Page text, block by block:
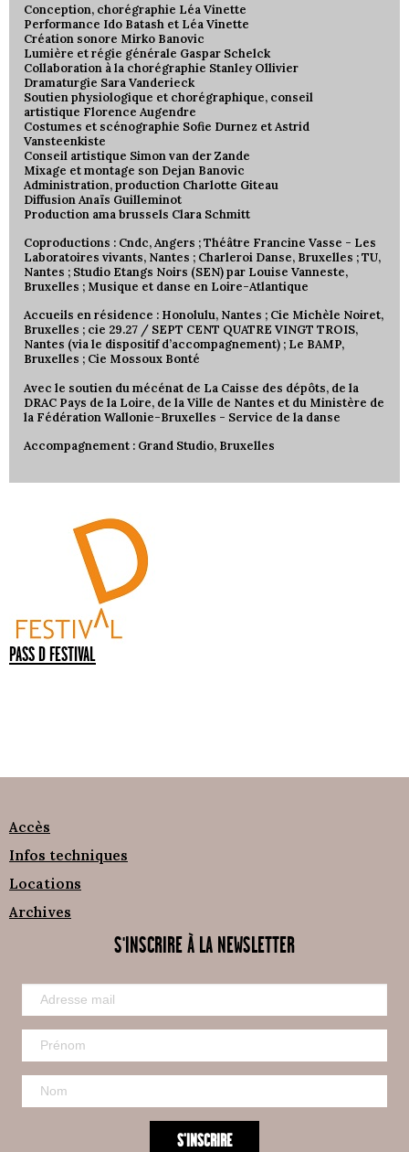
Conception, chorégraphie Léa Vinette
Performance Ido Batash et Léa Vinette
Création sonore Mirko Banovic
Lumière et régie générale Gaspar Schelck
Collaboration à la chorégraphie Stanley Ollivier
Dramaturgie Sara Vanderieck
Soutien physiologique et chorégraphique, conseil
artistique Florence Augendre
Costumes et scénographie Sofie Durnez et Astrid
Vansteenkiste
Conseil artistique Simon van der Zande
Mixage et montage son Dejan Banovic
Administration, production Charlotte Giteau
Diffusion Anaïs Guilleminot
Production ama brussels Clara Schmitt
Coproductions : Cndc, Angers ; Théâtre Francine Vasse - Les
Laboratoires vivants, Nantes ; Charleroi Danse, Bruxelles ; TU,
Nantes ; Studio Etangs Noirs (SEN) par Louise Vanneste,
Bruxelles ; Musique et danse en Loire-Atlantique
Accueils en résidence : Honolulu, Nantes ; Cie Michèle Noiret,
Bruxelles ; cie 29.27 / SEPT CENT QUATRE VINGT TROIS,
Nantes (via le dispositif d’accompagnement) ; Le BAMP,
Bruxelles ; Cie Mossoux Bonté
Avec le soutien du mécénat de La Caisse des dépôts, de la
DRAC Pays de la Loire, de la Ville de Nantes et du Ministère de
la Fédération Wallonie-Bruxelles - Service de la danse
Accompagnement : Grand Studio, Bruxelles
PASS D FESTIVAL
Accès
Infos techniques
Locations
Archives
S'INSCRIRE À LA NEWSLETTER